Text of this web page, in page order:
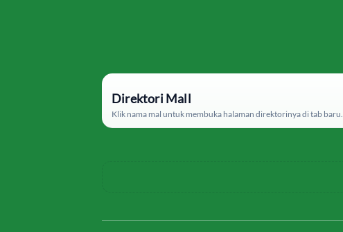
Direktori Mall
Klik nama mal untuk membuka halaman direktorinya di tab baru.